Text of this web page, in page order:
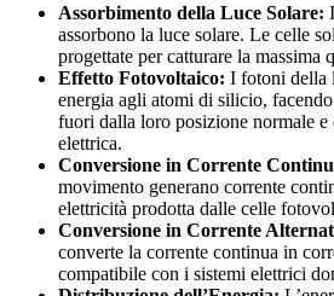
Assorbimento della Luce Solare:
assorbono la luce solare. Le celle
progettate per catturare la massima
Effetto Fotovoltaico: I fotoni della
energia agli atomi di silicio,
fuori dalla loro posizione normale e
elettrica.
Conversione in Corrente
movimento generano corrente
elettricità prodotta dalle celle
Conversione in Corrente
converte la corrente continua in
compatibile con i sistemi elettrici